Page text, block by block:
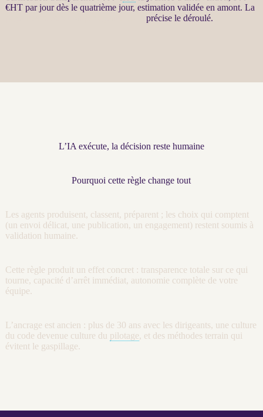
€HTpar jour dès le quatrième jour, estimation validée en amont. La
précise le déroulé.
L’IA exécute, la décision reste humaine
Pourquoi cette règle change tout
Les agents produisent, classent, préparent ; les choix qui comptent
(un envoi délicat, une publication, un engagement) restent soumis à
validation humaine.
Cette règle produit un effet concret : transparence totale sur ce qui
tourne, capacité d’arrêt immédiat, autonomie complète de votre
équipe.
L’ancrage est ancien : plus de 30 ans avec les dirigeants, une culture
du code devenue culture du pilotage, et des méthodes terrain qui
évitent le gaspillage.